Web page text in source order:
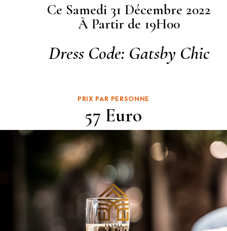
Ce Samedi 31 Décembre 2022
À Partir de 19H00
Dress Code: Gatsby Chic
PRIX PAR PERSONNE
57 Euro